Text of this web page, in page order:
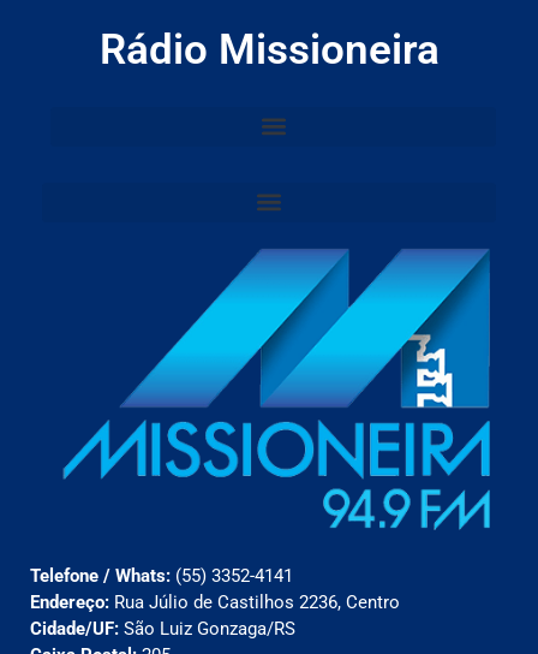
Rádio Missioneira
Telefone / Whats: (55) 3352-4141
Endereço: Rua Júlio de Castilhos 2236, Centro
Cidade/UF: São Luiz Gonzaga/RS